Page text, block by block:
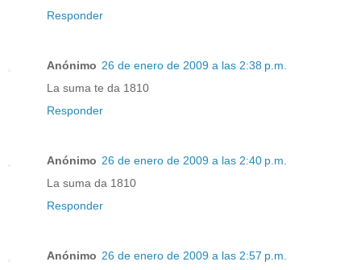
Responder
Anónimo 26 de enero de 2009 a las 2:38 p.m.
La suma te da 1810
Responder
Anónimo 26 de enero de 2009 a las 2:40 p.m.
La suma da 1810
Responder
Anónimo 26 de enero de 2009 a las 2:57 p.m.